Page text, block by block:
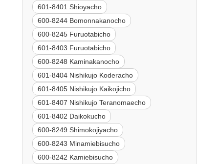
601-8401 Shioyacho
600-8244 Bomonnakanocho
600-8245 Furuotabicho
601-8403 Furuotabicho
600-8248 Kaminakanocho
601-8404 Nishikujo Koderacho
601-8405 Nishikujo Kaikojicho
601-8407 Nishikujo Teranomaecho
601-8402 Daikokucho
600-8249 Shimokojiyacho
600-8243 Minamiebisucho
600-8242 Kamiebisucho